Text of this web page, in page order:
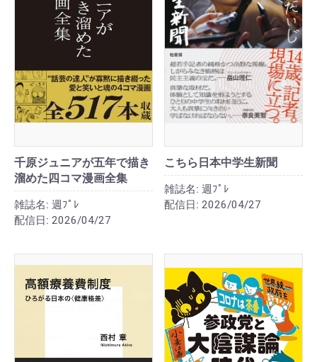
千原ジュニアが五年で描き
溜めた四コマ漫画全集
雑誌名: 週ﾌﾟﾚ
配信日: 2026/04/27
こちら日本中学生新聞
雑誌名: 週ﾌﾟﾚ
配信日: 2026/04/27